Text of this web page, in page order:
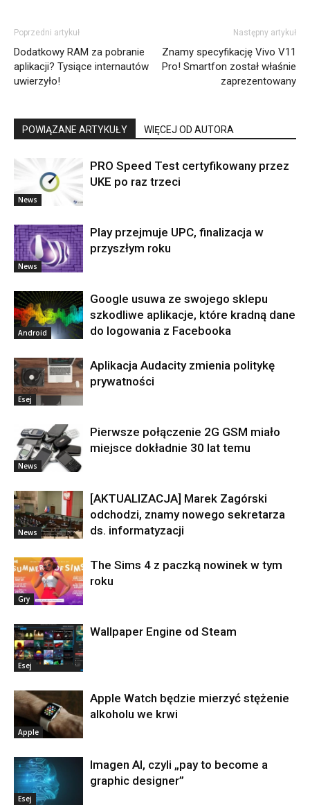
Poprzedni artykuł
Dodatkowy RAM za pobranie
aplikacji? Tysiące internautów
uwierzyło!
Następny artykuł
Znamy specyfikację Vivo V11
Pro! Smartfon został właśnie
zaprezentowany
POWIĄZANE ARTYKUŁY WIĘCEJ OD AUTORA
News
PRO Speed Test certyfikowany przez
UKE po raz trzeci
News
Play przejmuje UPC, finalizacja w
przyszłym roku
Android
Google usuwa ze swojego sklepu
szkodliwe aplikacje, które kradną dane
do logowania z Facebooka
Esej
Aplikacja Audacity zmienia politykę
prywatności
News
Pierwsze połączenie 2G GSM miało
miejsce dokładnie 30 lat temu
News
[AKTUALIZACJA] Marek Zagórski
odchodzi, znamy nowego sekretarza
ds. informatyzacji
Gry
The Sims 4 z paczką nowinek w tym
roku
Esej
Wallpaper Engine od Steam
Apple
Apple Watch będzie mierzyć stężenie
alkoholu we krwi
Esej
Imagen AI, czyli „pay to become a
graphic designer”